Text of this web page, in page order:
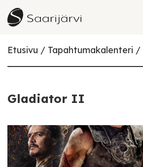
Skip to content
Etusivu Tapahtumakalenteri
Gladiator II